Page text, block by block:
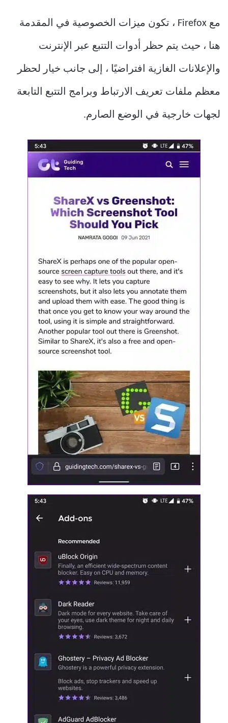
مع Firefox ، تكون ميزات الخصوصية في المقدمة
هنا ، حيث يتم حظر أدوات التتبع عبر الإنترنت
والإعلانات الغازية افتراضيًا ، إلى جانب خيار لحظر
معظم ملفات تعريف الارتباط وبرامج التتبع التابعة
لجهات خارجية في الوضع الصارم.